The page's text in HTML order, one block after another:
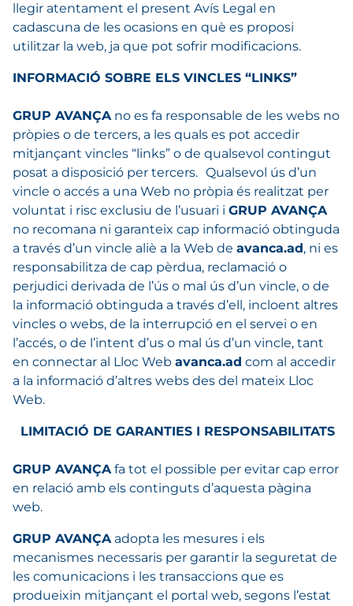
llegir atentament el present Avís Legal en
cadascuna de les ocasions en què es proposi
utilitzar la web, ja que pot sofrir modificacions.
INFORMACIÓ SOBRE ELS VINCLES “LINKS”
GRUP AVANÇAno es fa responsable de les webs no
pròpies o de tercers, a les quals es pot accedir
mitjançant vincles “links” o de qualsevol contingut
posat a disposició per tercers. Qualsevol ús d’un
vincle o accés a una Web no pròpia és realitzat per
voluntat i risc exclusiu de l’usuari i GRUP AVANÇA
no recomana ni garanteix cap informació obtinguda
a través d’un vincle aliè a la Web de avanca.ad, ni es
responsabilitza de cap pèrdua, reclamació o
perjudici derivada de l’ús o mal ús d’un vincle, o de
la informació obtinguda a través d’ell, incloent altres
vincles o webs, de la interrupció en el servei o en
l’accés, o de l’intent d’us o mal ús d’un vincle, tant
en connectar al Lloc Web avanca.ad com al accedir
a la informació d’altres webs des del mateix Lloc
Web.
LIMITACIÓ DE GARANTIES I RESPONSABILITATS
GRUP AVANÇAfa tot el possible per evitar cap error
en relació amb els continguts d’aquesta pàgina
web.
GRUP AVANÇAadopta les mesures i els
mecanismes necessaris per garantir la seguretat de
les comunicacions i les transaccions que es
produeixin mitjançant el portal web, segons l’estat